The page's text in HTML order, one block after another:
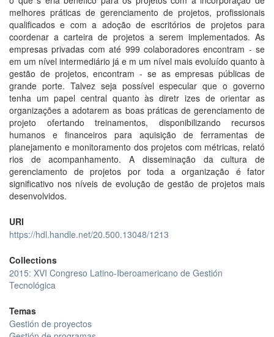
melhores práticas de gerenciamento de projetos, profissionais
qualificados e com a adoção de escritórios de projetos para
coordenar a carteira de projetos a serem implementados. As
empresas privadas com até 999 colaboradores encontram - se
em um nível intermediário já e m um nível mais evoluído quanto à
gestão de projetos, encontram - se as empresas públicas de
grande porte. Talvez seja possível especular que o governo
tenha um papel central quanto às diretr izes de orientar as
organizações a adotarem as boas práticas de gerenciamento de
projeto ofertando treinamentos, disponibilizando recursos
humanos e financeiros para aquisição de ferramentas de
planejamento e monitoramento dos projetos com métricas, relató
rios de acompanhamento. A disseminação da cultura de
gerenciamento de projetos por toda a organização é fator
significativo nos níveis de evolução de gestão de projetos mais
desenvolvidos.
URI
https://hdl.handle.net/20.500.13048/1213
Collections
2015: XVI Congreso Latino-Iberoamericano de Gestión
Tecnológica
Temas
Gestión de proyectos